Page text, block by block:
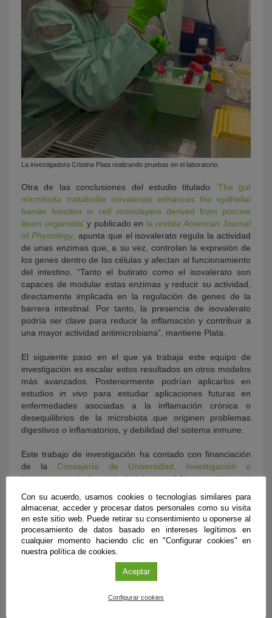
La investigadora Cristina Plata realizando pruebas en el laboratorio.
Otra de las conclusiones del estudio titulado ‘The gut
microbiota metabolite isovalerate enhances the epithelial
barrier function in cell monolayers derived from porcine
ileum organoids’y publicado en la revista American Journal
of Physiology, apunta que el isovalerato regula la actividad
de unas enzimas que, a su vez, controlan la expresión de
los genes dentro de las células y afectan al funcionamiento
del intestino. “Tanto el butirato como el isovalerato son
capaces de modular estas enzimas y reducir su actividad,
directamente implicada en la regulación de genes de la
barrera intestinal. Por tanto, la presencia de isovalerato
podría ser clave para reducir la inflamación y contribuir a
una mayor actividad antimicrobiana”, mantiene Plata.
El siguiente paso en el que ya trabaja este equipo de
investigación es escalar estos resultados en otros modelos
más avanzados. Posteriormente podrían aplicarlos en
estudiosin vivo para estudiar aplicaciones futuras en
enfermedades asociadas a la inflamación crónica o
desequilibrios de la microbiota que originen problemas
digestivos o inflamatorios, y debilidad del sistema inmune.
Este trabajo de investigación ha contado con financiación
de la Consejería de Universidad, Investigación e
Innovación de la Junta de Andalucíay delInstituto Nacional
Reportaje iDescubre: Una molécula producida por las
bacterias que actúa como escudo invisible del
intestino
Calzado, Corinne Lencina, Elisabeth Jones, Stéphanie
Con su acuerdo, usamos cookies o tecnologías similares para
almacenar, acceder y procesar datos personales como su visita
en este sitio web. Puede retirar su consentimiento u oponerse al
procesamiento de datos basado en intereses legítimos en
cualquier momento haciendo clic en "Configurar cookies" en
nuestra política de cookies.
Aceptar
Configurar cookies